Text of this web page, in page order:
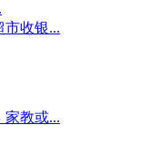
市收银...
家教或...